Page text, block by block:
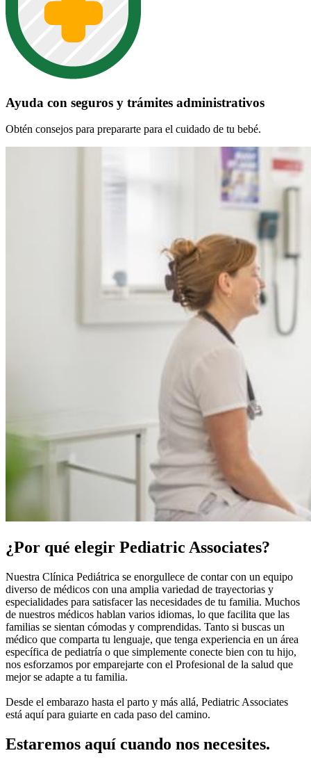
Ayuda con seguros y trámites administrativos
Obtén consejos para prepararte para el cuidado de tu bebé.
¿Por qué elegir Pediatric Associates?
Nuestra Clínica Pediátrica se enorgullece de contar con un equipo
diverso de médicos con una amplia variedad de trayectorias y
especialidades para satisfacer las necesidades de tu familia. Muchos
de nuestros médicos hablan varios idiomas, lo que facilita que las
familias se sientan cómodas y comprendidas. Tanto si buscas un
médico que comparta tu lenguaje, que tenga experiencia en un área
específica de pediatría o que simplemente conecte bien con tu hijo,
nos esforzamos por emparejarte con el Profesional de la salud que
mejor se adapte a tu familia.
Desde el embarazo hasta el parto y más allá, Pediatric Associates
está aquí para guiarte en cada paso del camino.
Estaremos aquí cuando nos necesites.